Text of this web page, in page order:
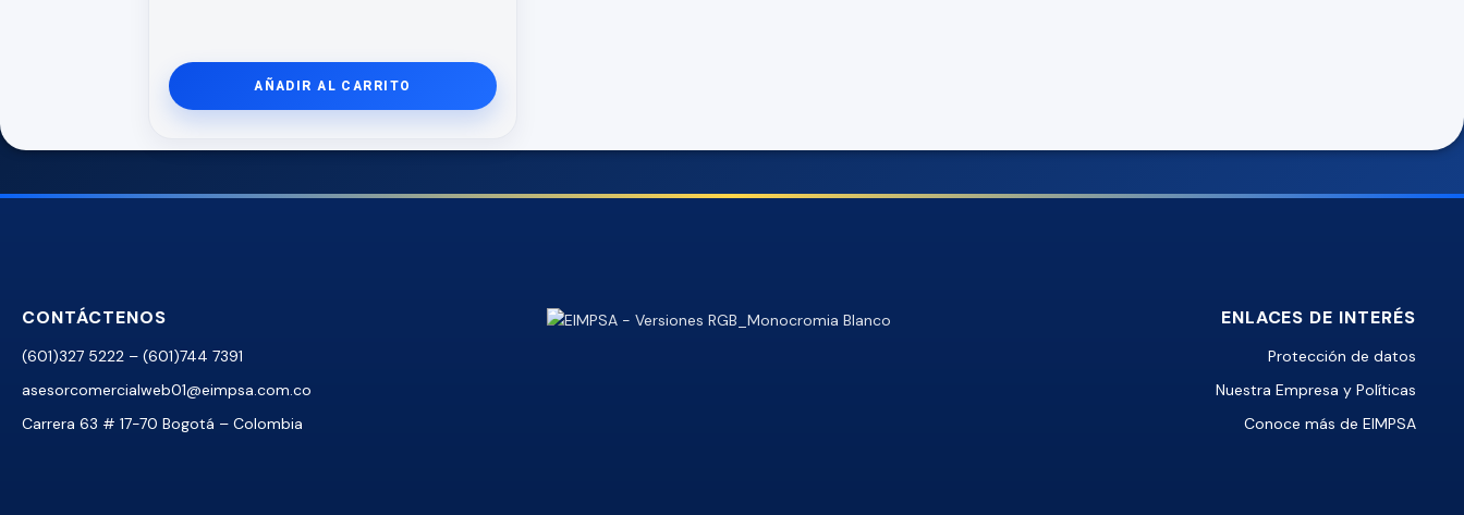
AÑADIR AL CARRITO
CONTÁCTENOS
(601)327 5222 – (601)744 7391
asesorcomercialweb01@eimpsa.com.co
Carrera 63 # 17-70 Bogotá – Colombia
ENLACES DE INTERÉS
Protección de datos
Nuestra Empresa y Políticas
Conoce más de EIMPSA